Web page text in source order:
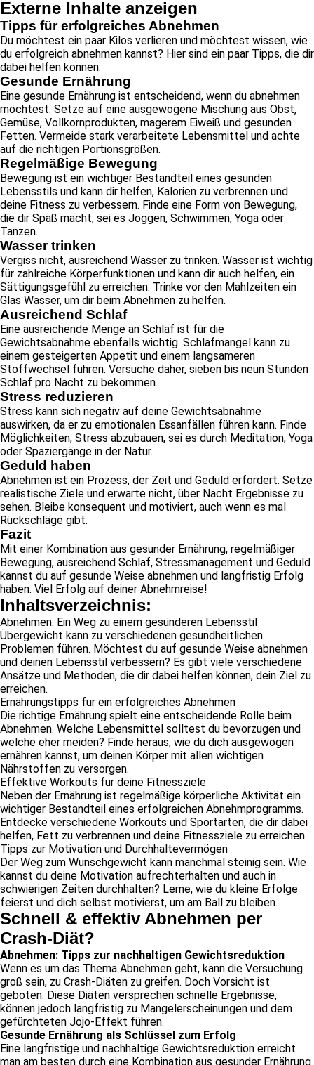
Externe Inhalte anzeigen
Tipps für erfolgreiches Abnehmen
Du möchtest ein paar Kilos verlieren und möchtest wissen, wie
du erfolgreich abnehmen kannst? Hier sind ein paar Tipps, die dir
dabei helfen können:
Gesunde Ernährung
Eine gesunde Ernährung ist entscheidend, wenn du abnehmen
möchtest. Setze auf eine ausgewogene Mischung aus Obst,
Gemüse, Vollkornprodukten, magerem Eiweiß und gesunden
Fetten. Vermeide stark verarbeitete Lebensmittel und achte
auf die richtigen Portionsgrößen.
Regelmäßige Bewegung
Bewegung ist ein wichtiger Bestandteil eines gesunden
Lebensstils und kann dir helfen, Kalorien zu verbrennen und
deine Fitness zu verbessern. Finde eine Form von Bewegung,
die dir Spaß macht, sei es Joggen, Schwimmen, Yoga oder
Tanzen.
Wasser trinken
Vergiss nicht, ausreichend Wasser zu trinken. Wasser ist wichtig
für zahlreiche Körperfunktionen und kann dir auch helfen, ein
Sättigungsgefühl zu erreichen. Trinke vor den Mahlzeiten ein
Glas Wasser, um dir beim Abnehmen zu helfen.
Ausreichend Schlaf
Eine ausreichende Menge an Schlaf ist für die
Gewichtsabnahme ebenfalls wichtig. Schlafmangel kann zu
einem gesteigerten Appetit und einem langsameren
Stoffwechsel führen. Versuche daher, sieben bis neun Stunden
Schlaf pro Nacht zu bekommen.
Stress reduzieren
Stress kann sich negativ auf deine Gewichtsabnahme
auswirken, da er zu emotionalen Essanfällen führen kann. Finde
Möglichkeiten, Stress abzubauen, sei es durch Meditation, Yoga
oder Spaziergänge in der Natur.
Geduld haben
Abnehmen ist ein Prozess, der Zeit und Geduld erfordert. Setze
realistische Ziele und erwarte nicht, über Nacht Ergebnisse zu
sehen. Bleibe konsequent und motiviert, auch wenn es mal
Rückschläge gibt.
Fazit
Mit einer Kombination aus gesunder Ernährung, regelmäßiger
Bewegung, ausreichend Schlaf, Stressmanagement und Geduld
kannst du auf gesunde Weise abnehmen und langfristig Erfolg
haben. Viel Erfolg auf deiner Abnehmreise!
Inhaltsverzeichnis:
Abnehmen: Ein Weg zu einem gesünderen Lebensstil
Übergewicht kann zu verschiedenen gesundheitlichen
Problemen führen. Möchtest du auf gesunde Weise abnehmen
und deinen Lebensstil verbessern? Es gibt viele verschiedene
Ansätze und Methoden, die dir dabei helfen können, dein Ziel zu
erreichen.
Ernährungstipps für ein erfolgreiches Abnehmen
Die richtige Ernährung spielt eine entscheidende Rolle beim
Abnehmen. Welche Lebensmittel solltest du bevorzugen und
welche eher meiden? Finde heraus, wie du dich ausgewogen
ernähren kannst, um deinen Körper mit allen wichtigen
Nährstoffen zu versorgen.
Effektive Workouts für deine Fitnessziele
Neben der Ernährung ist regelmäßige körperliche Aktivität ein
wichtiger Bestandteil eines erfolgreichen Abnehmprogramms.
Entdecke verschiedene Workouts und Sportarten, die dir dabei
helfen, Fett zu verbrennen und deine Fitnessziele zu erreichen.
Tipps zur Motivation und Durchhaltevermögen
Der Weg zum Wunschgewicht kann manchmal steinig sein. Wie
kannst du deine Motivation aufrechterhalten und auch in
schwierigen Zeiten durchhalten? Lerne, wie du kleine Erfolge
feierst und dich selbst motivierst, um am Ball zu bleiben.
Schnell & effektiv Abnehmen per
Crash-Diät?
Abnehmen: Tipps zur nachhaltigen Gewichtsreduktion
Wenn es um das Thema Abnehmen geht, kann die Versuchung
groß sein, zu Crash-Diäten zu greifen. Doch Vorsicht ist
geboten: Diese Diäten versprechen schnelle Ergebnisse,
können jedoch langfristig zu Mangelerscheinungen und dem
gefürchteten Jojo-Effekt führen.
Gesunde Ernährung als Schlüssel zum Erfolg
Eine langfristige und nachhaltige Gewichtsreduktion erreicht
man am besten durch eine Kombination aus gesunder Ernährung